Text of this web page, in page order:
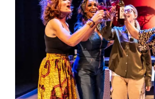
Over ons
Werken bij Streekomroep ‘De Werven’
Contact